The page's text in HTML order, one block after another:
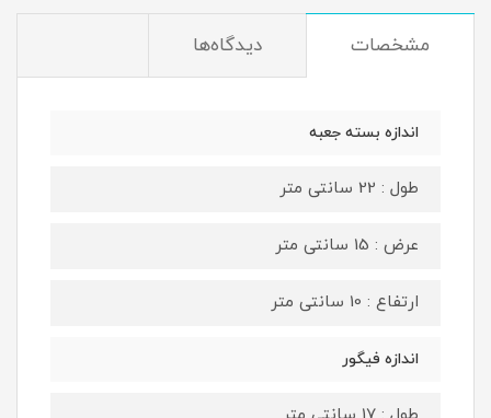
مشخصات دیدگاه‌ها
اندازه بسته جعبه
طول : 22 سانتی متر
عرض : 15 سانتی متر
ارتفاع : 10 سانتی متر
اندازه فیگور